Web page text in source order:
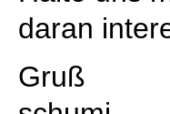
daran
Gruß